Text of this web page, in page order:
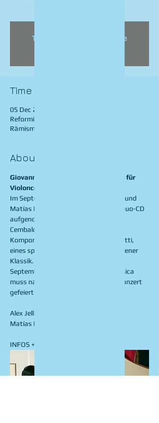
Tickets are not on sale
Time & Location
05 Dec 2024, 19:30
Reformierte Kirche Zell ZH, 8487
Rämismühle, Switzerland
About the event
Giovanni Benedetto Platti: Sonaten für
Violoncello und Cembalo
Im September 2022 haben Alex Jellici und
Matías Lanz ihre erste gemeinsame Duo-CD
aufgenommen mit Cello- und
Cembalosonaten des italienischen
Komponisten Giovanni Benedetto Platti,
eines spannenden Vorgängers der Wiener
Klassik. Das Erscheinen dieser CD im
September 2024 beim Label Solo Musica
muss natürlich mit einem CD-Tauf-Konzert
gefeiert werden.
Alex Jellici, Violoncello
Matías Lanz, Cembalo
INFOS + TICKETS: